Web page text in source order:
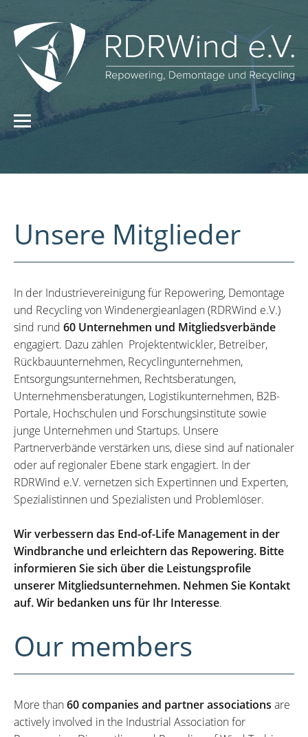
Unsere Mitglieder
In der Industrievereinigung für Repowering, Demontage
und Recycling von Windenergieanlagen (RDRWind e.V.)
sind rund 60 Unternehmen und Mitgliedsverbände
engagiert. Dazu zählen Projektentwickler, Betreiber,
Rückbauunternehmen, Recyclingunternehmen,
Entsorgungsunternehmen, Rechtsberatungen,
Unternehmensberatungen, Logistikunternehmen, B2B-
Portale, Hochschulen und Forschungsinstitute sowie
junge Unternehmen und Startups. Unsere
Partnerverbände verstärken uns, diese sind auf nationaler
oder auf regionaler Ebene stark engagiert. In der
RDRWind e.V. vernetzen sich Expertinnen und Experten,
Spezialistinnen und Spezialisten und Problemlöser.
Wir verbessern das End-of-Life Management in der
Windbranche und erleichtern das Repowering. Bitte
informieren Sie sich über die Leistungsprofile
unserer Mitgliedsunternehmen. Nehmen Sie Kontakt
auf. Wir bedanken uns für Ihr Interesse.
Our members
More than60 companies and partner associations are
actively involved in the Industrial Association for